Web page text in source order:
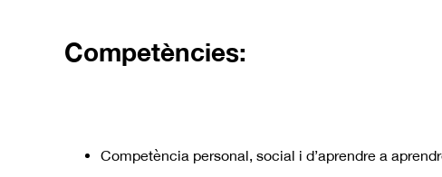
Competències:
Competència personal, social i d’aprendre a